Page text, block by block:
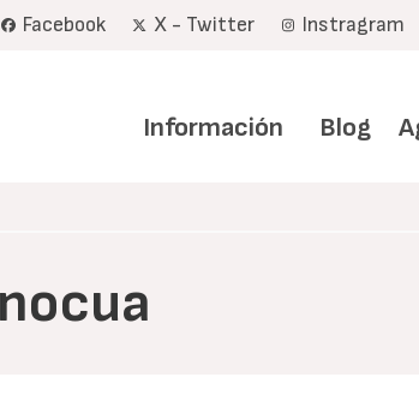
Facebook X - Twitter Instragram
Información Blog